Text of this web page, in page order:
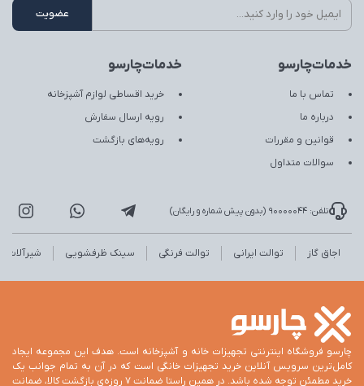
خدمات‌چارسو
تماس با ما
درباره ما
قوانین و مقررات
سوالات متداول
خدمات‌چارسو
خرید اقساطی لوازم آشپزخانه
رویه ارسال سفارش
رویه‌های بازگشت
تلفن: 90000044 (بدون پیش شماره و رایگان)
اجاق گاز توالت ایرانی توالت فرنگی سینک ظرفشویی شیرآلات
چارسو فروشگاه اینترنتی تجهیزات خانه و آشپزخانه است. هدف این مجموعه ایجاد
کامل‌ترین سرویس آنلاین خرید تجهیزات خانگی است که در آن به تمام جوانب یک
خرید مطمئن توجه شده باشد. در همین راستا ضمانت 7 روزه‌ی بازگشت کالا، ضمانت